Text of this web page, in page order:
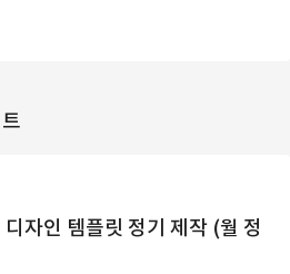
자인 템플릿 정기 제작 (월 정